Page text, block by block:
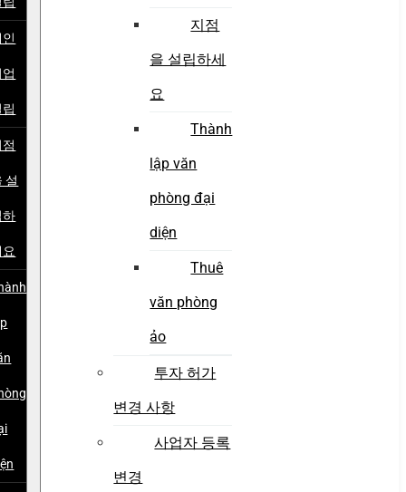
설
하
지점
을 설립하세
요
Thành
lập văn
phòng đại
diện
Thuê
văn phòng
ảo
투자 허가
변경 사항
사업자 등록
변경